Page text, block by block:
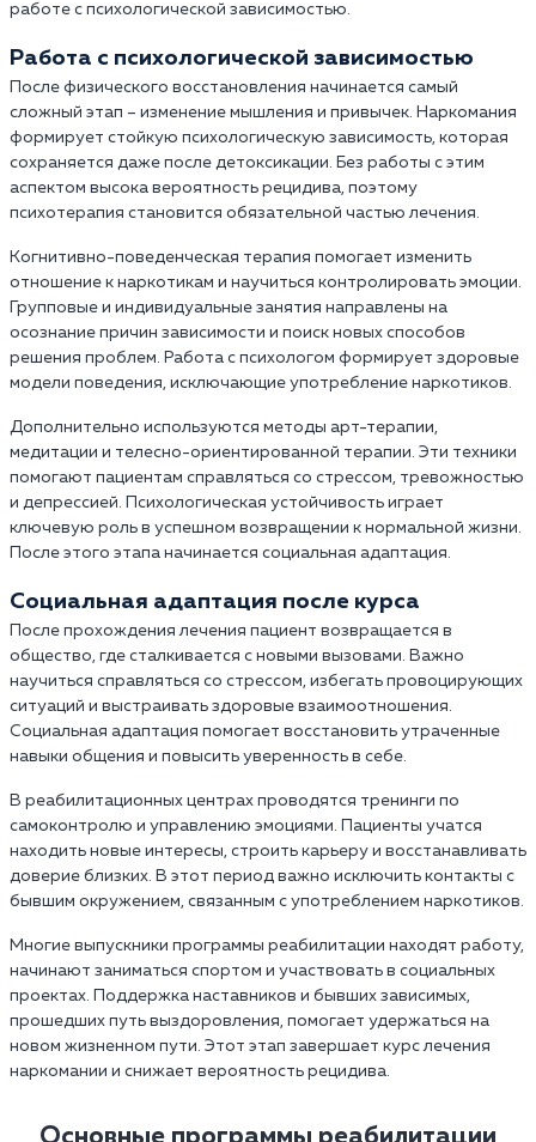
работе с психологической зависимостью.
Работа с психологической зависимостью
После физического восстановления начинается самый
сложный этап – изменение мышления и привычек. Наркомания
формирует стойкую психологическую зависимость, которая
сохраняется даже после детоксикации. Без работы с этим
аспектом высока вероятность рецидива, поэтому
психотерапия становится обязательной частью лечения.
Когнитивно-поведенческая терапия помогает изменить
отношение к наркотикам и научиться контролировать эмоции.
Групповые и индивидуальные занятия направлены на
осознание причин зависимости и поиск новых способов
решения проблем. Работа с психологом формирует здоровые
модели поведения, исключающие употребление наркотиков.
Дополнительно используются методы арт-терапии,
медитации и телесно-ориентированной терапии. Эти техники
помогают пациентам справляться со стрессом, тревожностью
и депрессией. Психологическая устойчивость играет
ключевую роль в успешном возвращении к нормальной жизни.
После этого этапа начинается социальная адаптация.
Социальная адаптация после курса
После прохождения лечения пациент возвращается в
общество, где сталкивается с новыми вызовами. Важно
научиться справляться со стрессом, избегать провоцирующих
ситуаций и выстраивать здоровые взаимоотношения.
Социальная адаптация помогает восстановить утраченные
навыки общения и повысить уверенность в себе.
В реабилитационных центрах проводятся тренинги по
самоконтролю и управлению эмоциями. Пациенты учатся
находить новые интересы, строить карьеру и восстанавливать
доверие близких. В этот период важно исключить контакты с
бывшим окружением, связанным с употреблением наркотиков.
Многие выпускники программы реабилитации находят работу,
начинают заниматься спортом и участвовать в социальных
проектах. Поддержка наставников и бывших зависимых,
прошедших путь выздоровления, помогает удержаться на
новом жизненном пути. Этот этап завершает курс лечения
наркомании и снижает вероятность рецидива.